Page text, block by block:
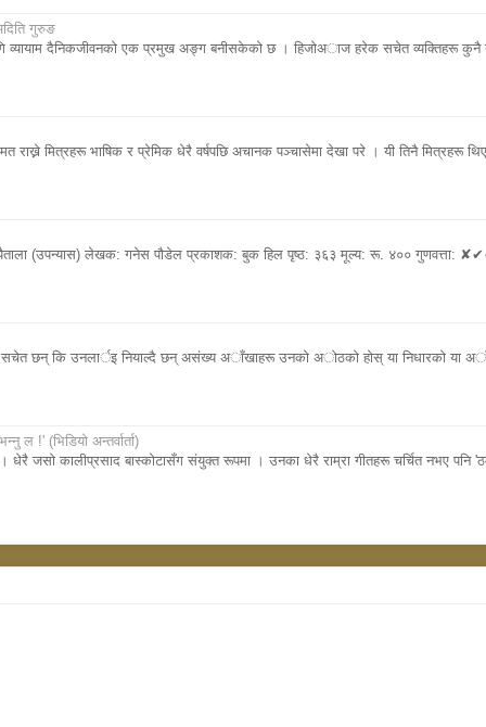
गुरुङ
व्यायाम दैनिकजीवनकाे एक प्रमुख अङ्ग बनीसकेकाे छ । हिजाेअाज हरेक सचेत व्यक्तिहरू कुनै
राख्ने मित्रहरू भाषिक र प्रेमिक धेरै वर्षपछि अचानक पञ्चासेमा देखा परे । यी तिनै मित्रहरू
(उपन्यास) लेखक: गनेस पौडेल प्रकाशक: बुक हिल पृष्ठ: ३६३ मूल्य: रू. ४०० गुणवत्ता:
सचेत छन् कि उनलार्इ नियाल्दै छन् असंख्य अाँखाहरू उनकाे अाेठकाे हाेस् या निधारकाे या
ल !' (भिडियाे अन्तर्वार्ता)
जसाे कालीप्रसाद बास्काेटासँग संयुक्त रूपमा । उनका धेरै राम्रा गीतहरू चर्चित नभए पनि